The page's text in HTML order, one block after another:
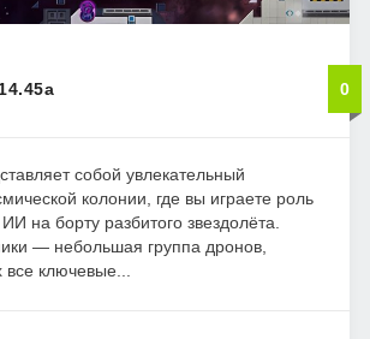
0
собой увлекательный
колонии, где вы играете роль
на борту разбитого звездолёта.
— небольшая группа дронов,
ключевые...